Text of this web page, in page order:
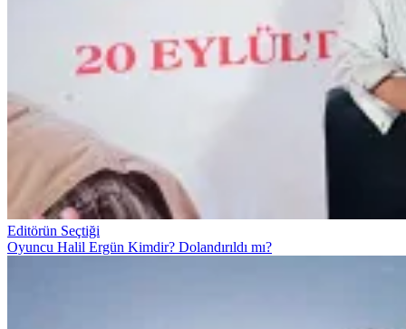
Editörün Seçtiği
Oyuncu Halil Ergün Kimdir? Dolandırıldı mı?